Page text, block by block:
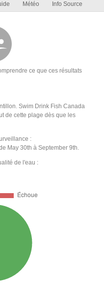
Météo Info Source
ce que ces résultats
Swim Drink Fish Canada
de cette plage dès que les
:
May 30th à September 9th.
de l'eau :